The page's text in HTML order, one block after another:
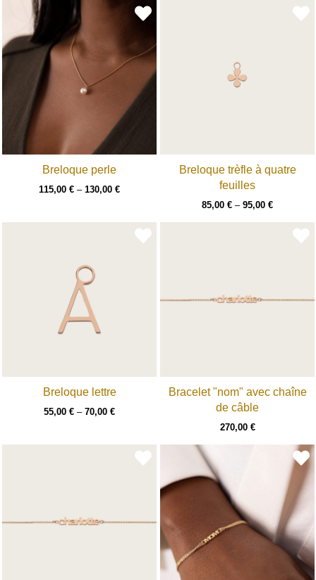
Breloque perle
115,00 € – 130,00 €
Breloque trèfle à quatre
feuilles
85,00 € – 95,00 €
Breloque lettre
55,00 € – 70,00 €
Bracelet "nom" avec chaîne
de câble
270,00 €